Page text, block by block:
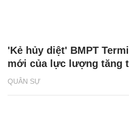
QUÂN SỰ
'Kẻ hủy diệt' BMPT
mới của lực lượng tăng